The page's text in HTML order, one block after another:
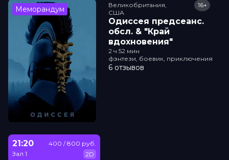
Меморандум
Великобритания,
США
Одиссея прeдсeанc.
обсл. & "Край
вдохновения"
16+
2 ч 52 мин
фэнтези, боевик, приключения
6 отзывов
21:20
Зал 1
400 / 800 руб.
2D